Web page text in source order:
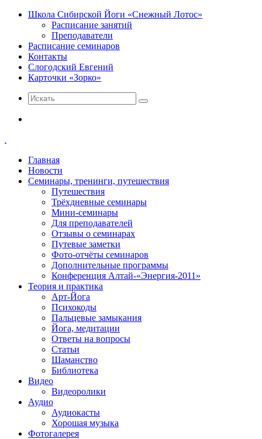
Школа Сибирской Йоги «Снежный Лотос»
Расписание занятий
Преподаватели
Расписание семинаров
Контакты
Слогодский Евгений
Карточки «Зорко»
Искать
.
Главная
Новости
Семинары, тренинги, путешествия
Путешествия
Трёхдневные семинары
Мини-семинары
Для преподавателей
Отзывы о семинарах
Путевые заметки
Фото-отчёты семинаров
Дополнительные программы
Конференция Алтай-«Энергия-2011»
Теория и практика
Арт-Йога
Психокоды
Пальцевые замыкания
Йога, медитации
Ответы на вопросы
Статьи
Шаманство
Библиотека
Видео
Видеоролики
Аудио
Аудиокасты
Хорошая музыка
Фотогалерея